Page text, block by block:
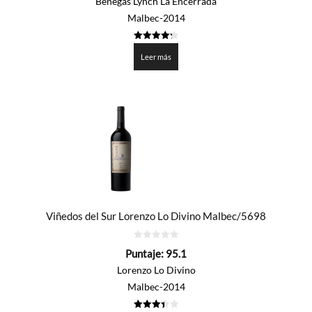
Malbec-2014
de 5
Leer más
Viñedos del Sur Lorenzo Lo Divino Malbec/5698
de
Puntaje: 95.1
Lorenzo Lo Divino
Malbec-2014